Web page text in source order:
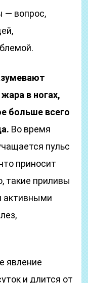
— вопрос,
в ногах,
больше всего
Во время
пульс
приносит
такие приливы
активными
явление
и длится от